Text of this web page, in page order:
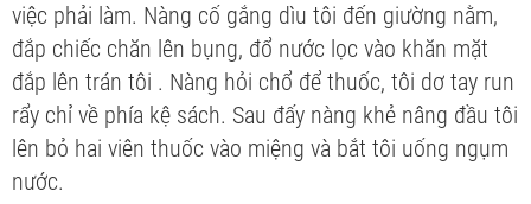
việc phải làm. Nàng cố gắng dìu tôi đến giường nằm,
đắp chiếc chăn lên bụng, đổ nước lọc vào khăn mặt
đắp lên trán tôi . Nàng hỏi chổ để thuốc, tôi dơ tay run
rẩy chỉ về phía kệ sách. Sau đấy nàng khẻ nâng đầu tôi
lên bỏ hai viên thuốc vào miệng và bắt tôi uống ngụm
nước.